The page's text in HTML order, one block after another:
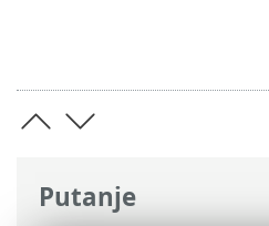
Putanje